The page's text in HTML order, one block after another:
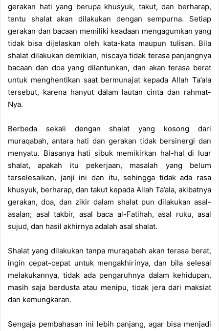
gerakan hati yang berupa khusyuk, takut, dan berharap,
tentu shalat akan dilakukan dengan sempurna. Setiap
gerakan dan bacaan memiliki keadaan mengagumkan yang
tidak bisa dijelaskan oleh kata-kata maupun tulisan. Bila
shalat dilakukan demikian, niscaya tidak terasa panjangnya
bacaan dan doa yang dilantunkan, dan akan terasa berat
untuk menghentikan saat bermunajat kepada Allah Ta’ala
tersebut, karena hanyut dalam lautan cinta dan rahmat-
Nya.
Berbeda sekali dengan shalat yang kosong dari
muraqabah, antara hati dan gerakan tidak bersinergi dan
menyatu. Biasanya hati sibuk memikirkan hal-hal di luar
shalat, apakah itu pekerjaan, masalah yang belum
terselesaikan, janji ini dan itu, sehingga tidak ada rasa
khusyuk, berharap, dan takut kepada Allah Ta’ala, akibatnya
gerakan, doa, dan zikir dalam shalat pun dilakukan asal-
asalan; asal takbir, asal baca al-Fatihah, asal ruku, asal
sujud, dan hasil akhirnya adalah asal shalat.
Shalat yang dilakukan tanpa muraqabah akan terasa berat,
ingin cepat-cepat untuk mengakhirinya, dan bila selesai
melakukannya, tidak ada pengaruhnya dalam kehidupan,
masih saja berdusta atau menipu, tidak jera dari maksiat
dan kemungkaran.
Sengaja pembahasan ini lebih panjang, agar bisa menjadi